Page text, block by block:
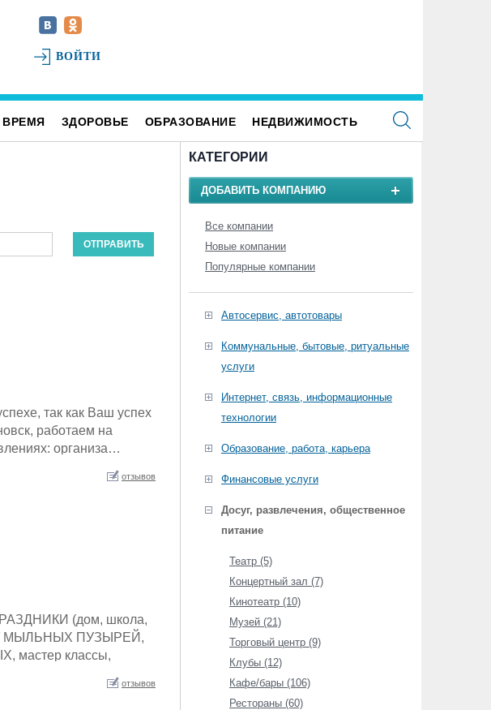
место
ВОЙТИ
ЗДОРОВЬЕ ОБРАЗОВАНИЕ НЕДВИЖИМОСТЬ
так как Ваш успех
работаем на
организа…
отзывов
(дом, школа,
МЫЛЬНЫХ ПУЗЫРЕЙ,
классы,
отзывов
КАТЕГОРИИ
ДОБАВИТЬ КОМПАНИЮ
Все компании
Новые компании
Популярные компании
Автосервис, автотовары
Коммунальные, бытовые, ритуальные
услуги
Интернет, связь, информационные
технологии
Образование, работа, карьера
Финансовые услуги
Досуг, развлечения, общественное
питание
Театр (5)
Концертный зал (7)
Кинотеатр (10)
Музей (21)
Торговый центр (9)
Клубы (12)
Кафе/бары (106)
Рестораны (60)